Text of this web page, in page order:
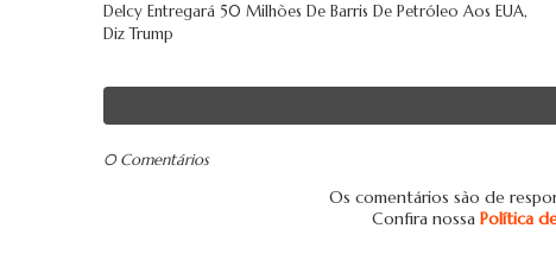
Delcy Entregará 50 Milhões De Barris De Petróleo Aos EUA,
Diz Trump
0 Comentários
Os comentários são de
Confira nossa Política